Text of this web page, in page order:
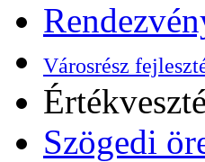
Városrész
Szögedi